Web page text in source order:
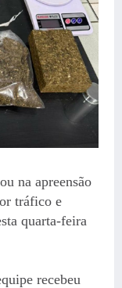
na apreensão
tráfico e
quarta-feira
recebeu